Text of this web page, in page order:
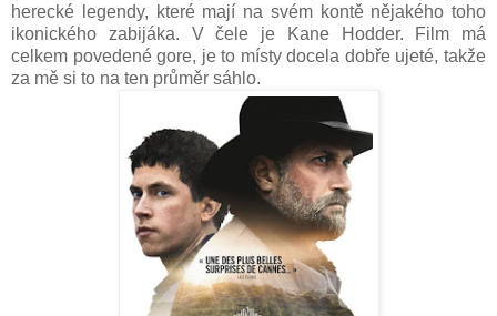
herecké legendy, které mají na svém kontě nějakého toho
ikonického zabijáka. V čele je Kane Hodder. Film má
celkem povedené gore, je to místy docela dobře ujeté, takže
za mě si to na ten průměr sáhlo.